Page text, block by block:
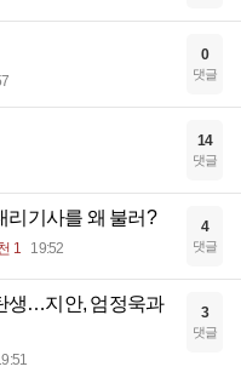
0
댓글
14
댓글
리기사를 왜 불러?
1 19:52
4
댓글
생…지안, 엄정욱과
3
댓글